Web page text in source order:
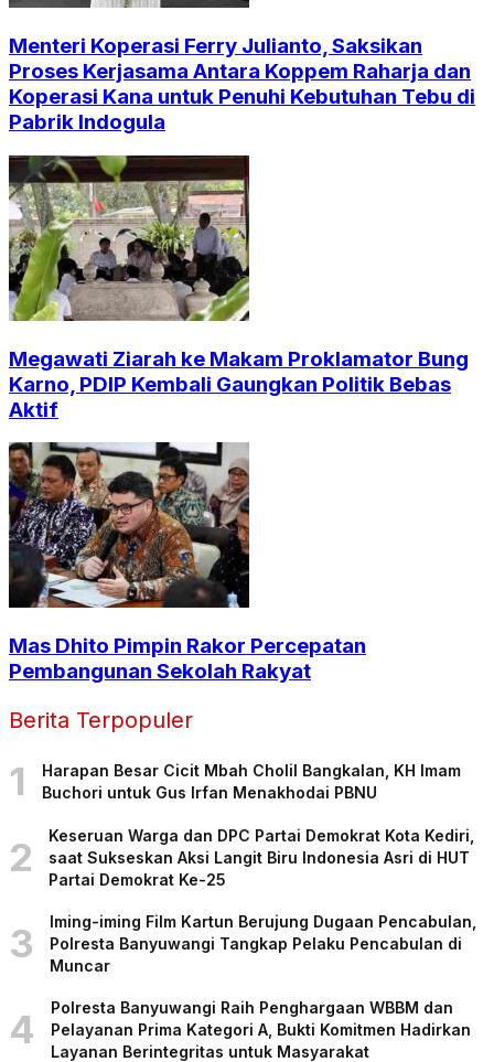
Menteri Koperasi Ferry Julianto, Saksikan
Proses Kerjasama Antara Koppem Raharja dan
Koperasi Kana untuk Penuhi Kebutuhan Tebu di
Pabrik Indogula
Megawati Ziarah ke Makam Proklamator Bung
Karno, PDIP Kembali Gaungkan Politik Bebas
Aktif
Mas Dhito Pimpin Rakor Percepatan
Pembangunan Sekolah Rakyat
Berita Terpopuler
1
Harapan Besar Cicit Mbah Cholil Bangkalan, KH Imam
Buchori untuk Gus Irfan Menakhodai PBNU
2
Keseruan Warga dan DPC Partai Demokrat Kota Kediri,
saat Sukseskan Aksi Langit Biru Indonesia Asri di HUT
Partai Demokrat Ke-25
3
Iming-iming Film Kartun Berujung Dugaan Pencabulan,
Polresta Banyuwangi Tangkap Pelaku Pencabulan di
Muncar
4
Polresta Banyuwangi Raih Penghargaan WBBM dan
Pelayanan Prima Kategori A, Bukti Komitmen Hadirkan
Layanan Berintegritas untuk Masyarakat